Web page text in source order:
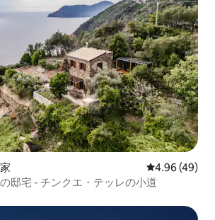
レビュー49
4.96 (49)
邸宅 - チンクエ・テッレの小道